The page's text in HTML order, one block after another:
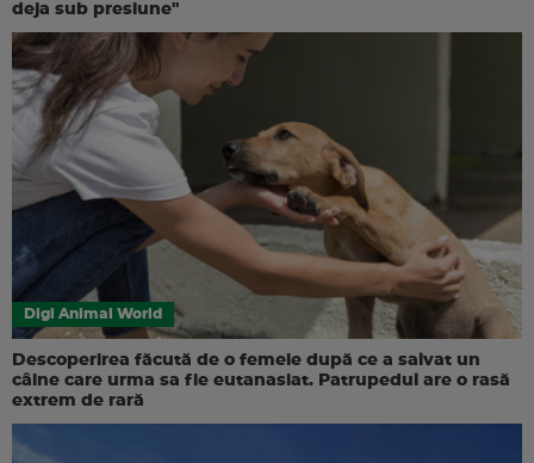
deja sub presiune"
Digi Animal World
Descoperirea făcută de o femeie după ce a salvat un
câine care urma sa fie eutanasiat. Patrupedul are o rasă
extrem de rară